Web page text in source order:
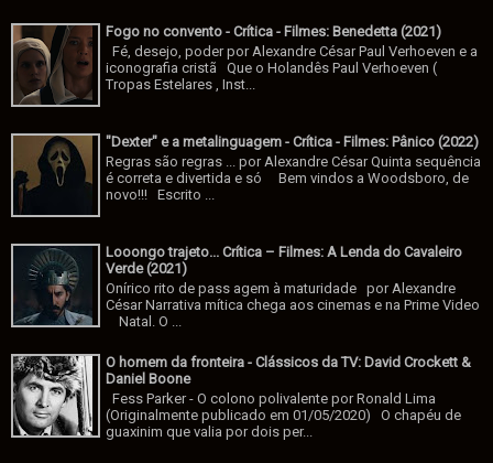
Fogo no convento - Crítica - Filmes: Benedetta (2021)
Fé, desejo, poder por Alexandre César Paul Verhoeven e a
iconografia cristã Que o Holandês Paul Verhoeven (
Tropas Estelares , Inst...
"Dexter" e a metalinguagem - Crítica - Filmes: Pânico (2022)
Regras são regras ... por Alexandre César Quinta sequência
é correta e divertida e só Bem vindos a Woodsboro, de
novo!!! Escrito ...
Looongo trajeto... Crítica – Filmes: A Lenda do Cavaleiro
Verde (2021)
Onírico rito de pass agem à maturidade por Alexandre
César Narrativa mítica chega aos cinemas e na Prime Video
Natal. O ...
O homem da fronteira - Clássicos da TV: David Crockett &
Daniel Boone
Fess Parker - O colono polivalente por Ronald Lima
(Originalmente publicado em 01/05/2020) O chapéu de
guaxinim que valia por dois per...